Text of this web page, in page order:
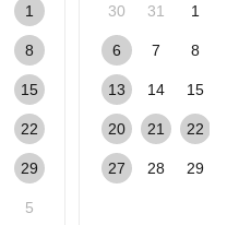
1
8
15
22
29
5
30 31 1
6 7 8
13 14 15
20 21 22
27 28 29